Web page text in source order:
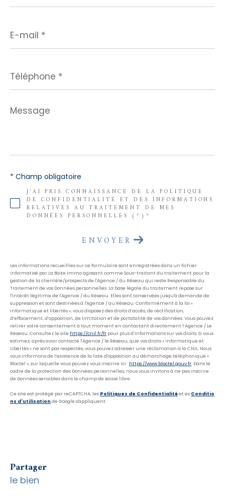
mail
*
Message
*
J'AI PRIS CONNAISSANCE DE LA POLITIQUE
DE CONFIDENTIALITÉ ET DES INFORMATIONS
RELATIVES AU TRAITEMENT DE MES
DONNÉES PERSONNELLES (*)*
* Champ obligatoire
ENVOYER
Les informations recueillies sur ce formulaire sont enregistrées dans un fichier
informatisé par La Boite Immo agissant comme Sous-traitant du traitement pour la
gestion de la clientèle/prospects de l'Agence / du Réseau qui reste Responsable du
Traitement de vos Données personnelles. La base légale du traitement repose sur
l'intérêt légitime de l'Agence / du Réseau. Elles sont conservées jusqu'à demande de
suppression et sont destinées à l'Agence / au Réseau. Conformément à la loi «
informatique et libertés », vous disposez des droits d’accès, de rectification,
d’effacement, d’opposition, de limitation et de portabilité de vos données. Vous pouvez
retirer votre consentement à tout moment en contactant directement l’Agence / Le
Réseau. Consultez le site https://cnil.fr/fr pour plus d’informations sur vos droits. Si vous
estimez, après avoir contacté l'Agence / le Réseau, que vos droits « Informatique et
Libertés » ne sont pas respectés, vous pouvez adresser une réclamation à la CNIL. Nous
vous informons de l’existence de la liste d'opposition au démarchage téléphonique «
Bloctel », sur laquelle vous pouvez vous inscrire ici : https://www.bloctel.gouv.fr. Dans le
cadre de la protection des Données personnelles, nous vous invitons à ne pas inscrire
de Données sensibles dans le champ de saisie libre.
Ce site est protégé par reCAPTCHA, les Politiques de Confidentialitéet es Conditio
ns d'utilisation de Google s'appliquent.
partager
le bien